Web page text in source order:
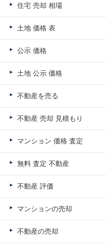
住宅 売却 相場
土地 価格 表
公示 価格
土地 公示 価格
不動産を売る
不動産 売却 見積もり
マンション 価格 査定
無料 査定 不動産
不動産 評価
マンションの売却
不動産の売却